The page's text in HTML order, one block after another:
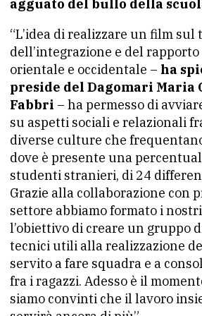
agguato del bullo della
“L’idea di realizzare un film sul
dell’integrazione e del
orientale e occidentale – ha
preside del Dagomari Maria
Fabbri – ha permesso di
su aspetti sociali e relazionali
diverse culture che
dove è presente una
studenti stranieri, di 24
Grazie alla collaborazione con
settore abbiamo formato i
l’obiettivo di creare un gruppo
tecnici utili alla realizzazione
servito a fare squadra e a
fra i ragazzi. Adesso è il
siamo convinti che il lavoro